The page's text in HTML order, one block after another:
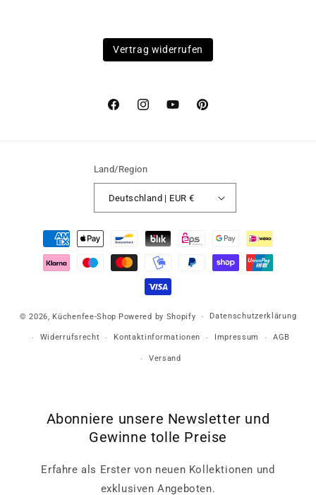
Vertrag widerrufen
FacebookInstagramYouTubePinterest
Land/Region
Deutschland | EUR €
Zahlungsmethoden
© 2026, Küchenfee-Shop Powered by Shopify Datenschutzerklärung
Widerrufsrecht Kontaktinformationen Impressum AGB
Versand
Abonniere unsere Newsletter und
Gewinne tolle Preise
Erfahre als Erster von neuen Kollektionen und
exklusiven Angeboten.